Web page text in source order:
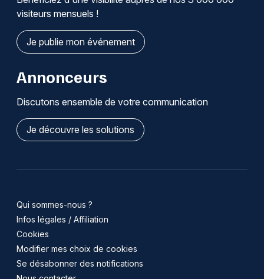
visiteurs mensuels !
Je publie mon événement
Annonceurs
Discutons ensemble de votre communication
Je découvre les solutions
Qui sommes-nous ?
Infos légales / Affiliation
Cookies
Modifier mes choix de cookies
Se désabonner des notifications